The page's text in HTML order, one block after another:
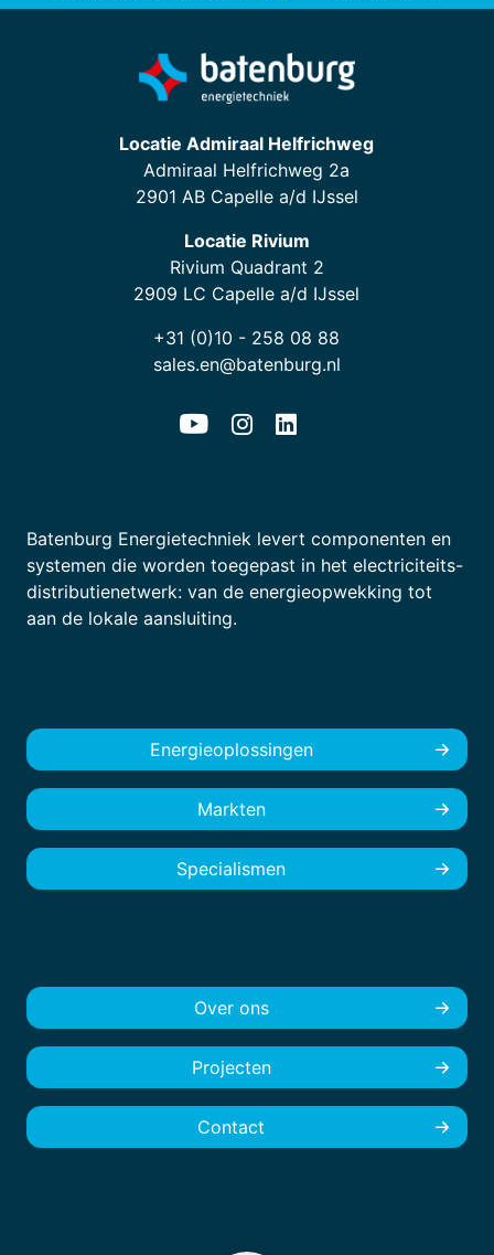
Locatie Admiraal Helfrichweg
Admiraal Helfrichweg 2a
2901 AB Capelle a/d IJssel
Locatie Rivium
Rivium Quadrant 2
2909 LC Capelle a/d IJssel
+31 (0)10 - 258 08 88
sales.en@batenburg.nl
Batenburg Energietechniek levert componenten en
systemen die worden toegepast in het electriciteits-
distributienetwerk: van de energieopwekking tot
aan de lokale aansluiting.
Energieoplossingen
Markten
Specialismen
Over ons
Projecten
Contact